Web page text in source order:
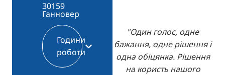
"Один голос, одне
бажання, одне рішення і
одна обіцянка. Рішення
на користь нашого
30159
Ганновер
Години
роботи